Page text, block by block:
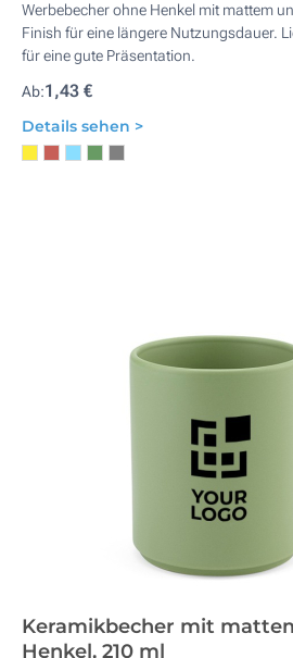
Werbebecher ohne Henkel mit mattem
Finish für eine längere Nutzungsdauer.
für eine gute Präsentation.
Ab:1,43 €
Details sehen >
Keramikbecher mit
Henkel, 210 ml